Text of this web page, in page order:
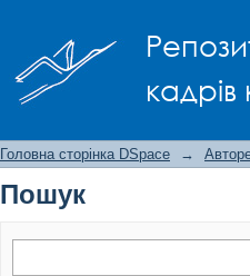
кадрів
Головна сторінка DSpace →
Пошук